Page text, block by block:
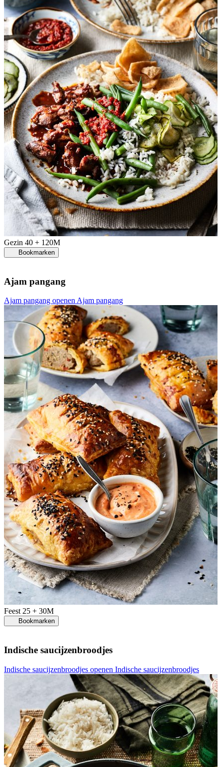
Gezin 40 + 120M
Bookmarken
Ajam pangang
Ajam pangang openen Ajam pangang
Feest 25 + 30M
Bookmarken
Indische saucijzenbroodjes
Indische saucijzenbroodjes openen Indische saucijzenbroodjes